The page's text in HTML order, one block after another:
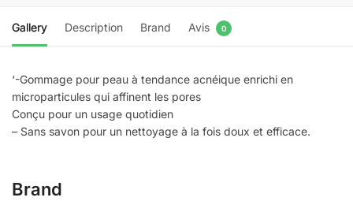
Gallery Description Brand Avis 0
‘-Gommage pour peau à tendance acnéique enrichi en
microparticules qui affinent les pores
Conçu pour un usage quotidien
– Sans savon pour un nettoyage à la fois doux et efficace.
Brand